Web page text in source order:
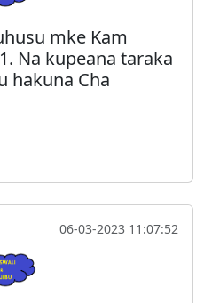
mke Kam
Na kupeana taraka
hakuna Cha
06-03-2023 11:07:52